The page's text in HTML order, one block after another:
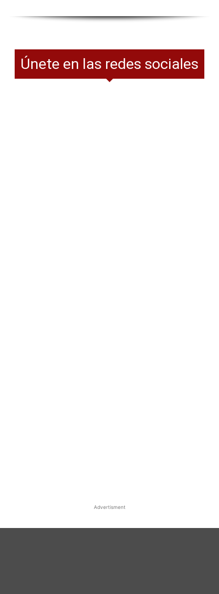
Únete en las redes sociales
Advertisment